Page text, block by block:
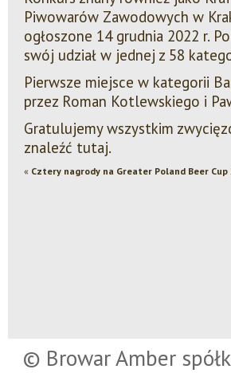
Piwowarów Zawodowych w
ogłoszone 14 grudnia 2022 r.
swój udział w jednej z 58
Pierwsze miejsce w kategorii
przez Roman Kotlewskiego i
Gratulujemy wszystkim
znaleźć tutaj.
« Cztery nagrody na Greater Poland Beer Cup
© Browar Amber